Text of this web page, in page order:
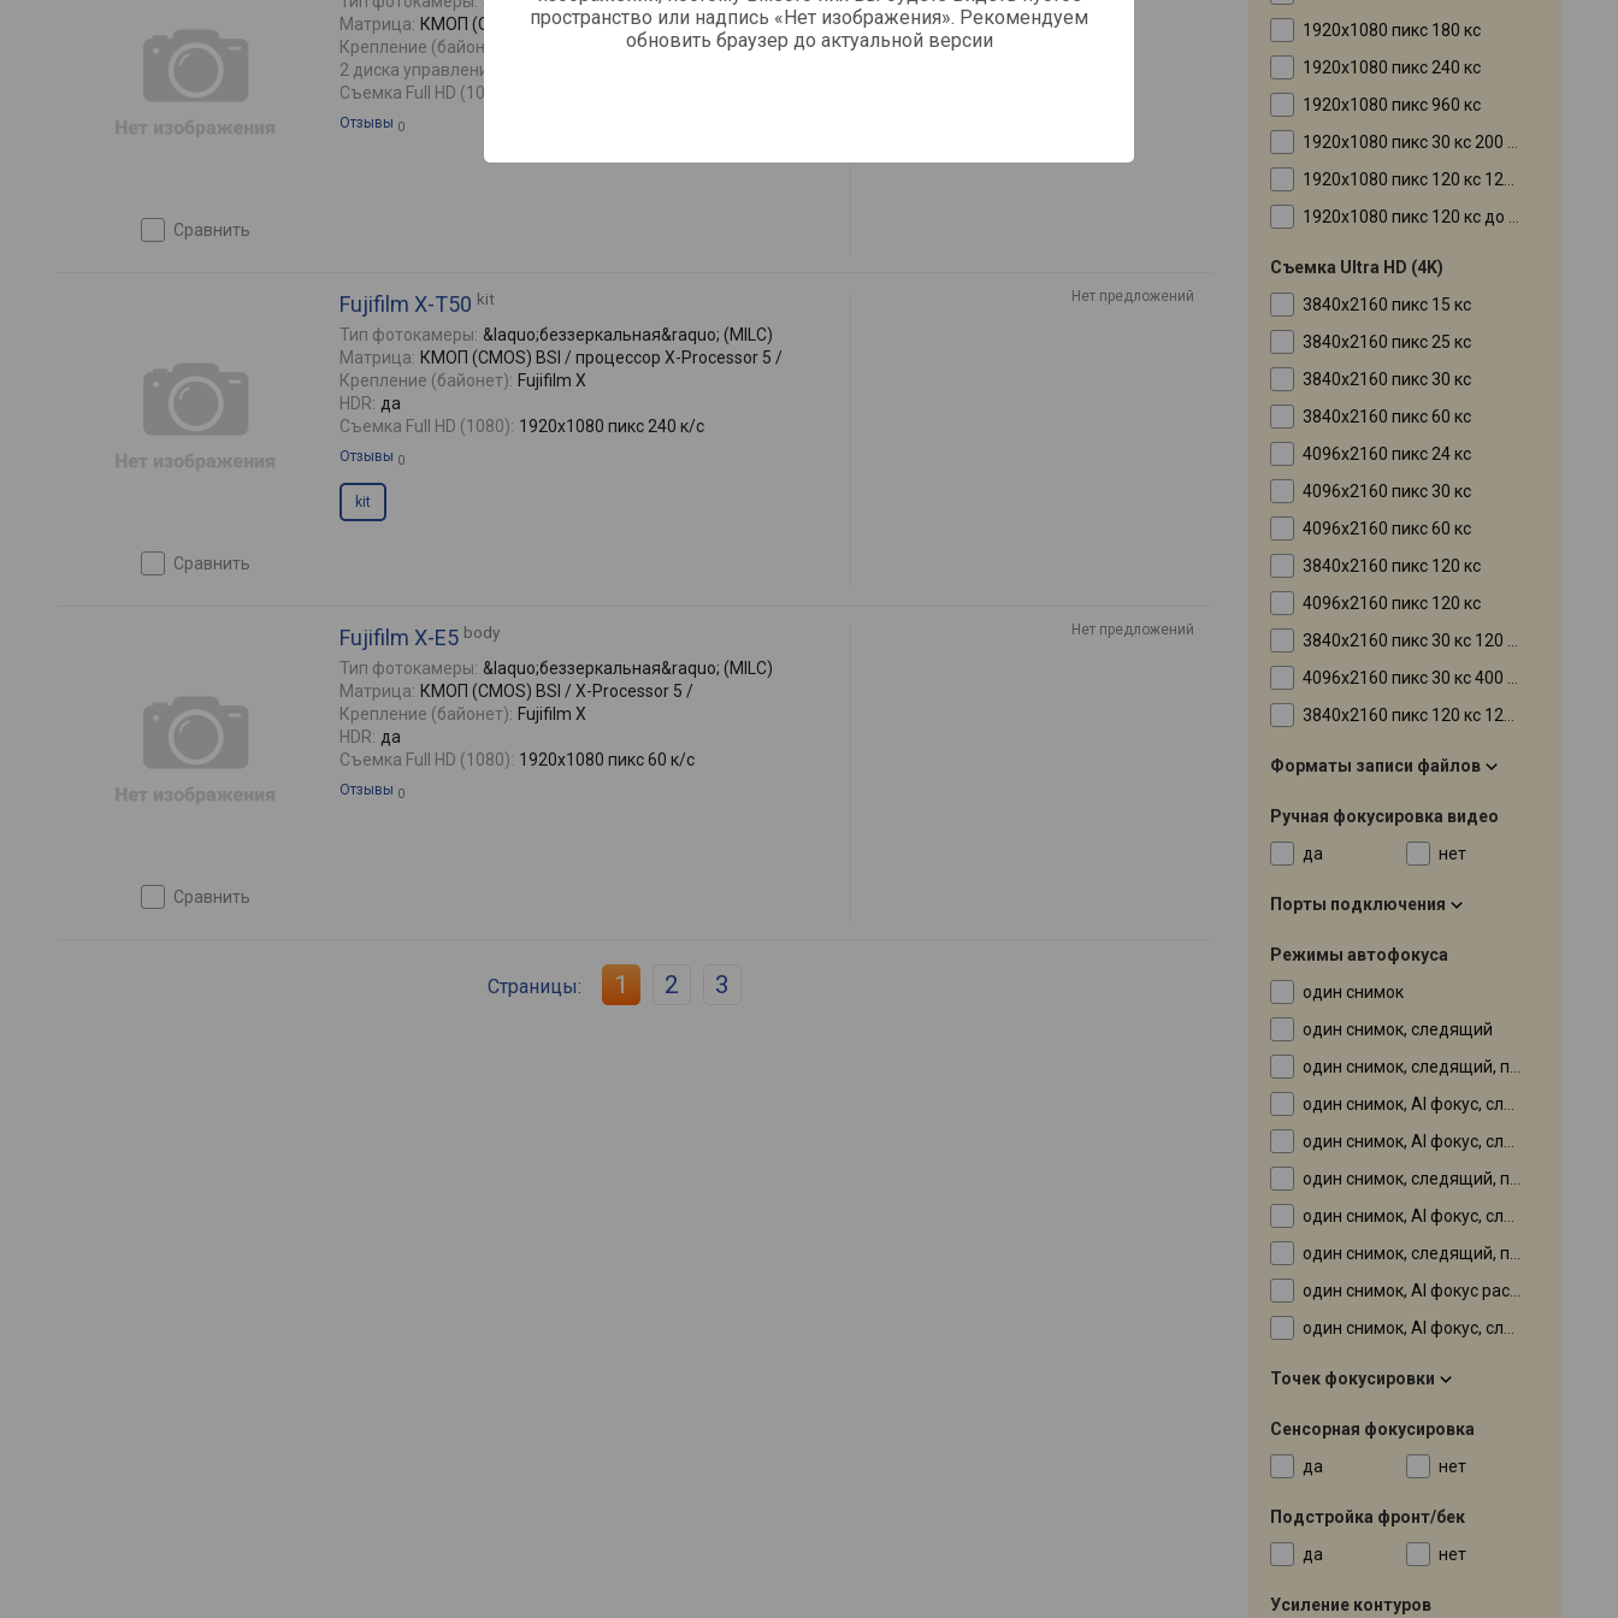
пространство или надпись «Нет изображения». Рекомендуем
обновить браузер до актуальной версии
сравнить
Матрица: КМОП (CMOS) BSI / процессор X-Processor 4 /
Крепление (байонет):
2 диска управления:
Съемка Full HD (1080):
Отзывы 0
сравнить
Fujifilm X-T50 kit
Тип фотокамеры: &laquo;беззеркальная&raquo; (MILC)
Матрица: КМОП (CMOS) BSI / процессор X-Processor 5 /
Крепление (байонет): Fujifilm X
HDR: да
Съемка Full HD (1080): 1920x1080 пикс 240 к/с
Отзывы 0
kit
Нет предложений
сравнить
Fujifilm X-E5 body
Тип фотокамеры: &laquo;беззеркальная&raquo; (MILC)
Матрица: КМОП (CMOS) BSI / X-Processor 5 /
Крепление (байонет): Fujifilm X
HDR: да
Съемка Full HD (1080): 1920x1080 пикс 60 к/с
Отзывы 0
Нет предложений
Страницы: 1 2 3
1920x1080 пикс 180 кс
1920x1080 пикс 240 кс
1920x1080 пикс 960 кс
1920x1080 пикс 30 кс 200 Mbps
1920x1080 пикс 120 кс 120 мбит
1920x1080 пикс 120 кс до 1000 кс в режиме замедленной сьемки
Съемка Ultra HD (4K)
3840x2160 пикс 15 кс
3840x2160 пикс 25 кс
3840x2160 пикс 30 кс
3840x2160 пикс 60 кс
4096x2160 пикс 24 кс
4096x2160 пикс 30 кс
4096x2160 пикс 60 кс
3840x2160 пикс 120 кс
4096x2160 пикс 120 кс
3840x2160 пикс 30 кс 120 мбит
4096x2160 пикс 30 кс 400 Mbps
3840x2160 пикс 120 кс 120 кадровс только при записи на внутреннюю память
Форматы записи файлов
Ручная фокусировка видео
да
нет
Порты подключения
Режимы автофокуса
один снимок
один снимок, следящий
один снимок, следящий, по лицу
один снимок, AI фокус, следящий
один снимок, AI фокус, следящий, по лицу
один снимок, следящий, по лицу, по улыбке
один снимок, AI фокус, следящий, по лицу, по улыбке
один снимок, следящий, по лицу, по улыбке, животное в кадре
один снимок, AI фокус распознавание лиц в кадре , следящий
один снимок, AI фокус, следящий, по лицу, по улыбке, животное в кадре
Точек фокусировки
Сенсорная фокусировка
да
нет
Подстройка фронт/бек
да
нет
Усиление контуров